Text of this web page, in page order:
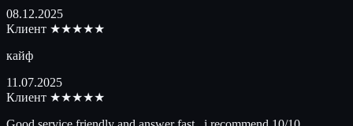
08.12.2025
Клиент ★★★★★
кайф
11.07.2025
Клиент ★★★★★